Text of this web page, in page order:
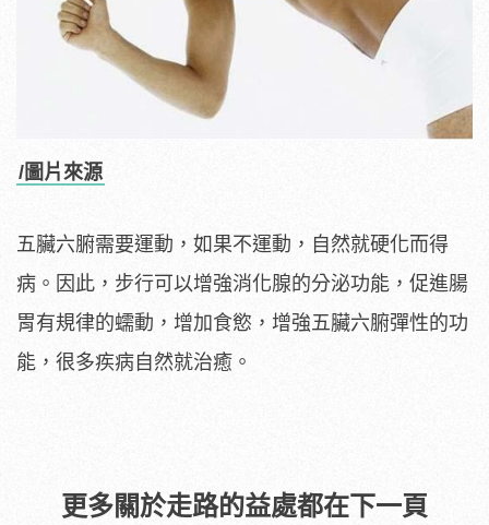
/圖片來源
五臟六腑需要運動，如果不運動，自然就硬化而得
病。因此，步行可以增強消化腺的分泌功能，促進腸
胃有規律的蠕動，增加食慾，增強五臟六腑彈性的功
能，很多疾病自然就治癒。
更多關於走路的益處都在下一頁